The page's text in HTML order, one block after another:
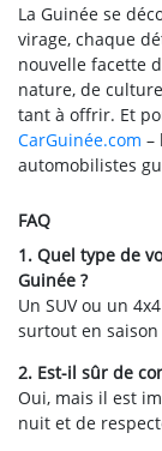
La Guinée se
virage, chaque
nouvelle facette
nature, de
tant à offrir. Et
CarGuinée.com –
automobilistes
FAQ
1. Quel type de
Guinée ?
Un SUV ou un
surtout en
2. Est-il sûr de
Oui, mais il est
nuit et de